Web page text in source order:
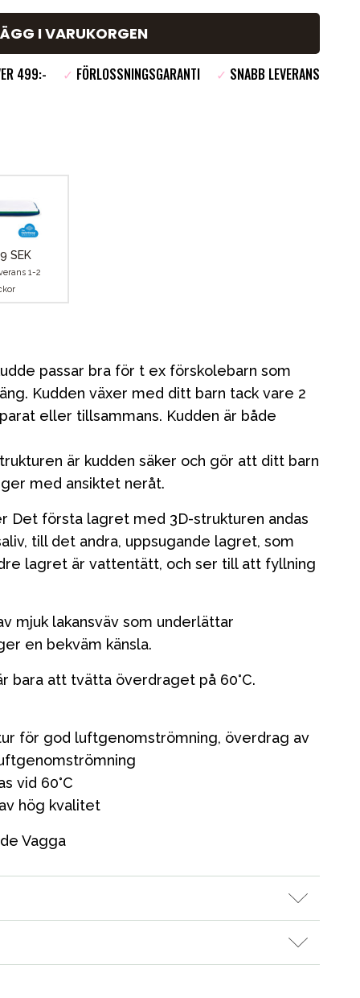
I VARUKORGEN
499:- ✓ FÖRLOSSNINGSGARANTI ✓ SNABB LEVERANS
SEK
1-2
passar bra för t ex förskolebarn som
Kudden växer med ditt barn tack vare 2
eller tillsammans. Kudden är både
är kudden säker och gör att ditt barn
med ansiktet neråt.
Det första lagret med 3D-strukturen andas
till det andra, uppsugande lagret, som
lagret är vattentätt, och ser till att fyllning
mjuk lakansväv som underlättar
en bekväm känsla.
bara att tvätta överdraget på 60°C.
för god luftgenomströmning, överdrag av
vid 60°C
hög kvalitet
VaggaKampanjer
Presenttips